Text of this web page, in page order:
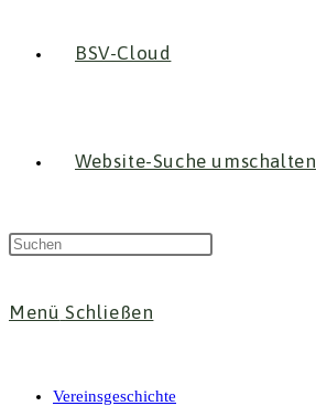
BSV-Cloud
Website-Suche umschalten
Menü Schließen
Vereinsgeschichte